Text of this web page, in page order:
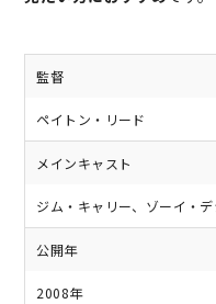
監督
ペイトン・リード
メインキャスト
ジム・キャリー、ゾーイ・
公開年
2008年